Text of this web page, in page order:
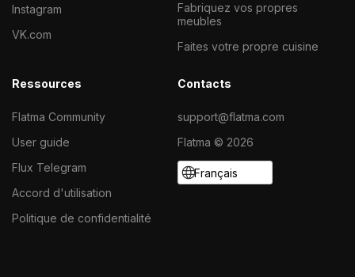
Instagram
VK.com
Fabriquez vos propres
meubles
Faites votre propre cuisine
Ressources
Flatma Community
User guide
Flux Telegram
Accord d'utilisation
Politique de confidentialité
Contacts
support@flatma.com
Flatma © 2026
Français